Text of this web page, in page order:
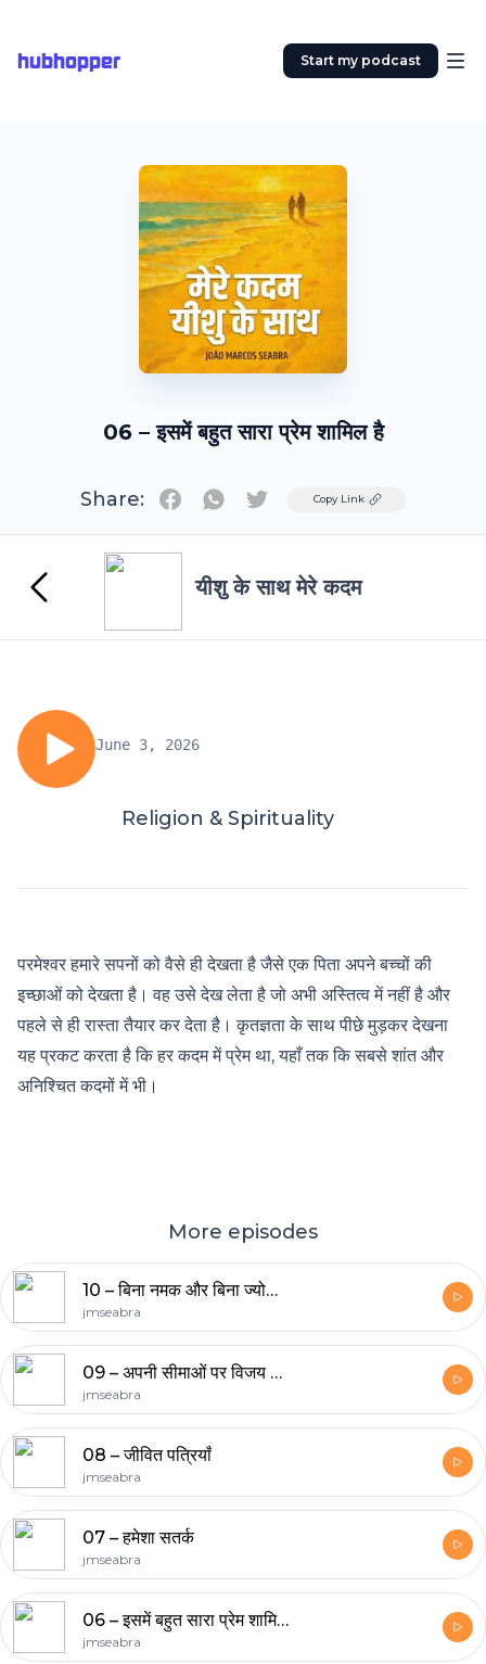
hubhopper Start my podcast
06 – इसमें बहुत सारा प्रेम शामिल है
Share: TwitterCopy Link
यीशु के साथ मेरे कदम
June 3, 2026
Religion & Spirituality
परमेश्वर हमारे सपनों को वैसे ही देखता है जैसे एक पिता अपने बच्चों की
इच्छाओं को देखता है। वह उसे देख लेता है जो अभी अस्तित्व में नहीं है और
पहले से ही रास्ता तैयार कर देता है। कृतज्ञता के साथ पीछे मुड़कर देखना
यह प्रकट करता है कि हर कदम में प्रेम था, यहाँ तक कि सबसे शांत और
अनिश्चित कदमों में भी।
More episodes
10 – बिना नमक और बिना ज्योति का मसीही
jmseabra
09 – अपनी सीमाओं पर विजय पाना
jmseabra
08 – जीवित पत्रियाँ
jmseabra
07 – हमेशा सतर्क
jmseabra
06 – इसमें बहुत सारा प्रेम शामिल है
jmseabra